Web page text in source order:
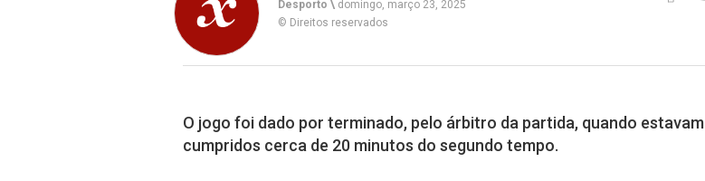
Desporto \ domingo, março 23, 2025
© Direitos reservados
O jogo foi dado por terminado, pelo árbitro da partida, quando estavam
cumpridos cerca de 20 minutos do segundo tempo.